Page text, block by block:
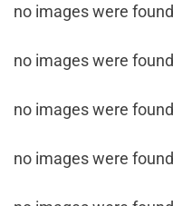
no images were found
no images were found
no images were found
no images were found